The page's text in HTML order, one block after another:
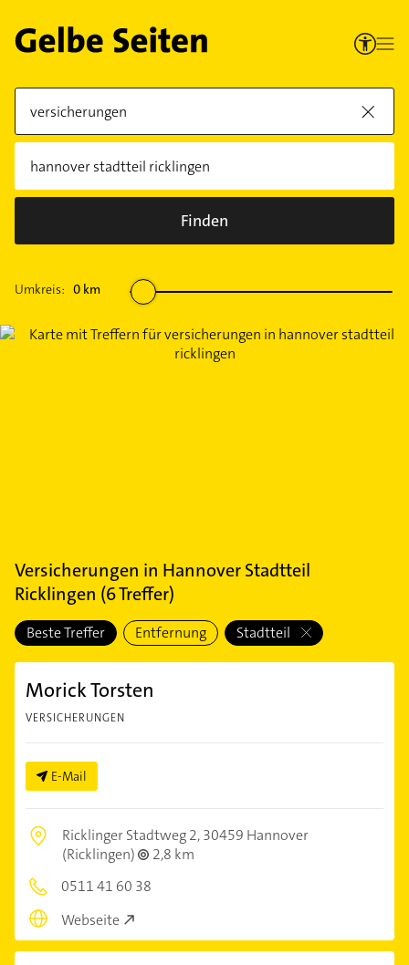
Finden
Umkreis: 0 km
Versicherungen in Hannover Stadtteil
Ricklingen (6Treffer)
Beste Treffer Entfernung Stadtteil
Morick Torsten
VERSICHERUNGEN
E-Mail
Ricklinger Stadtweg 2,30459 Hannover
(Ricklingen)
2,8 km
0511 41 60 38
Webseite